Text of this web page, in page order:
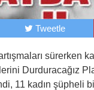
Tweetle
sürerken
Durduracağız
11 kadın şüpheli